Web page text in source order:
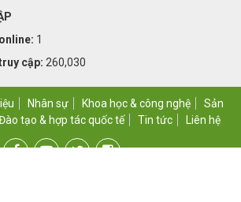
1
cập: 260,030
Nhân sự Khoa học & công nghệ
Sản
tạo & hợp tác quốc tế Tin tức Liên hệ